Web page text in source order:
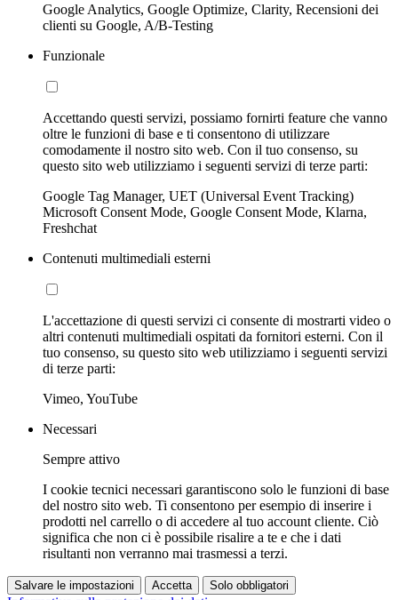
Google Analytics, Google Optimize, Clarity, Recensioni dei
clienti su Google, A/B-Testing
Funzionale
Accettando questi servizi, possiamo fornirti feature che vanno
oltre le funzioni di base e ti consentono di utilizzare
comodamente il nostro sito web. Con il tuo consenso, su
questo sito web utilizziamo i seguenti servizi di terze parti:
Google Tag Manager, UET (Universal Event Tracking)
Microsoft Consent Mode, Google Consent Mode, Klarna,
Freshchat
Contenuti multimediali esterni
L'accettazione di questi servizi ci consente di mostrarti video o
altri contenuti multimediali ospitati da fornitori esterni. Con il
tuo consenso, su questo sito web utilizziamo i seguenti servizi
di terze parti:
Vimeo, YouTube
Necessari
Sempre attivo
I cookie tecnici necessari garantiscono solo le funzioni di base
del nostro sito web. Ti consentono per esempio di inserire i
prodotti nel carrello o di accedere al tuo account cliente. Ciò
significa che non ci è possibile risalire a te e che i dati
risultanti non verranno mai trasmessi a terzi.
Salvare le impostazioni Accetta Solo obbligatori